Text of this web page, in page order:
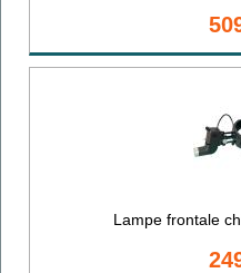
Lampe frontale